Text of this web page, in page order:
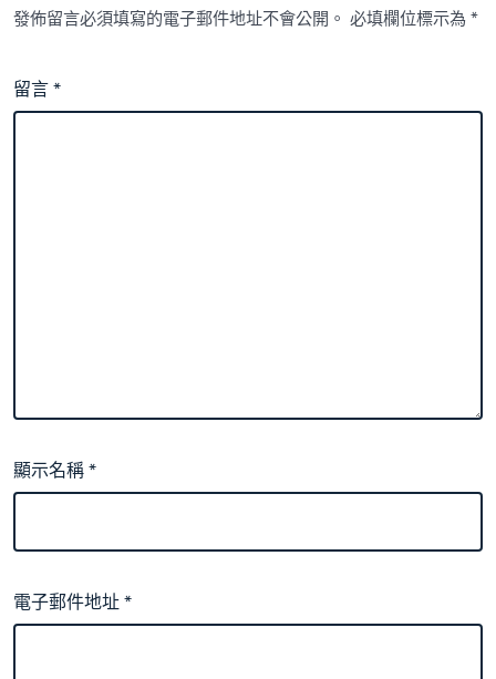
國
發佈留言必須填寫的電子郵件地址不會公開。 必填欄位標示為*
留言*
顯示名稱*
電子郵件地址*